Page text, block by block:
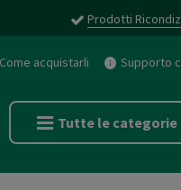
Prodotti
Come acquistarli Supporto
Tutte le categorie